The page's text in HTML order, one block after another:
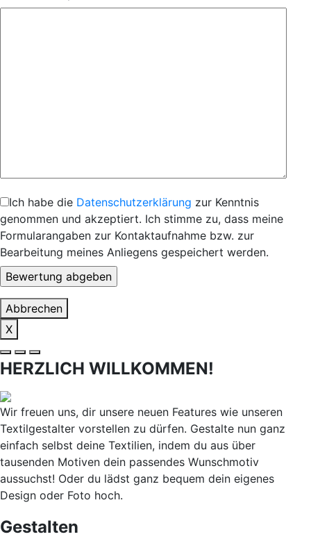
Ich habe die Datenschutzerklärung zur Kenntnis
genommen und akzeptiert. Ich stimme zu, dass meine
Formularangaben zur Kontaktaufnahme bzw. zur
Bearbeitung meines Anliegens gespeichert werden.
Abbrechen
X
HERZLICH WILLKOMMEN!
Wir freuen uns, dir unsere neuen Features wie unseren
Textilgestalter vorstellen zu dürfen. Gestalte nun ganz
einfach selbst deine Textilien, indem du aus über
tausenden Motiven dein passendes Wunschmotiv
aussuchst! Oder du lädst ganz bequem dein eigenes
Design oder Foto hoch.
Gestalten